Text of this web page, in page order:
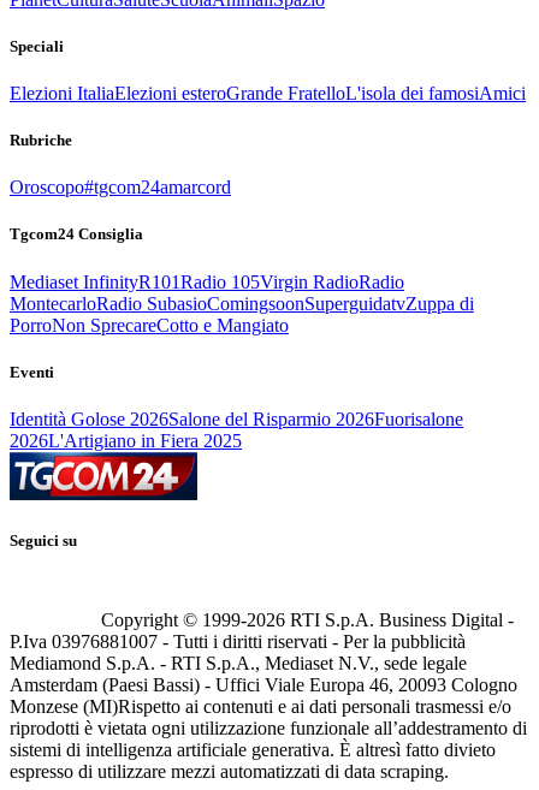
Speciali
Elezioni ItaliaElezioni esteroGrande FratelloL'isola dei famosiAmici
Rubriche
Oroscopo#tgcom24amarcord
Tgcom24 Consiglia
Mediaset InfinityR101Radio 105Virgin RadioRadio
MontecarloRadio SubasioComingsoonSuperguidatvZuppa di
PorroNon SprecareCotto e Mangiato
Eventi
Identità Golose 2026Salone del Risparmio 2026Fuorisalone
2026L'Artigiano in Fiera 2025
Seguici su
Copyright © 1999-2026 RTI S.p.A. Business Digital -
P.Iva 03976881007 - Tutti i diritti riservati - Per la pubblicità
Mediamond S.p.A. - RTI S.p.A., Mediaset N.V., sede legale
Amsterdam (Paesi Bassi) - Uffici Viale Europa 46, 20093 Cologno
Monzese (MI)Rispetto ai contenuti e ai dati personali trasmessi e/o
riprodotti è vietata ogni utilizzazione funzionale all’addestramento di
sistemi di intelligenza artificiale generativa. È altresì fatto divieto
espresso di utilizzare mezzi automatizzati di data scraping.